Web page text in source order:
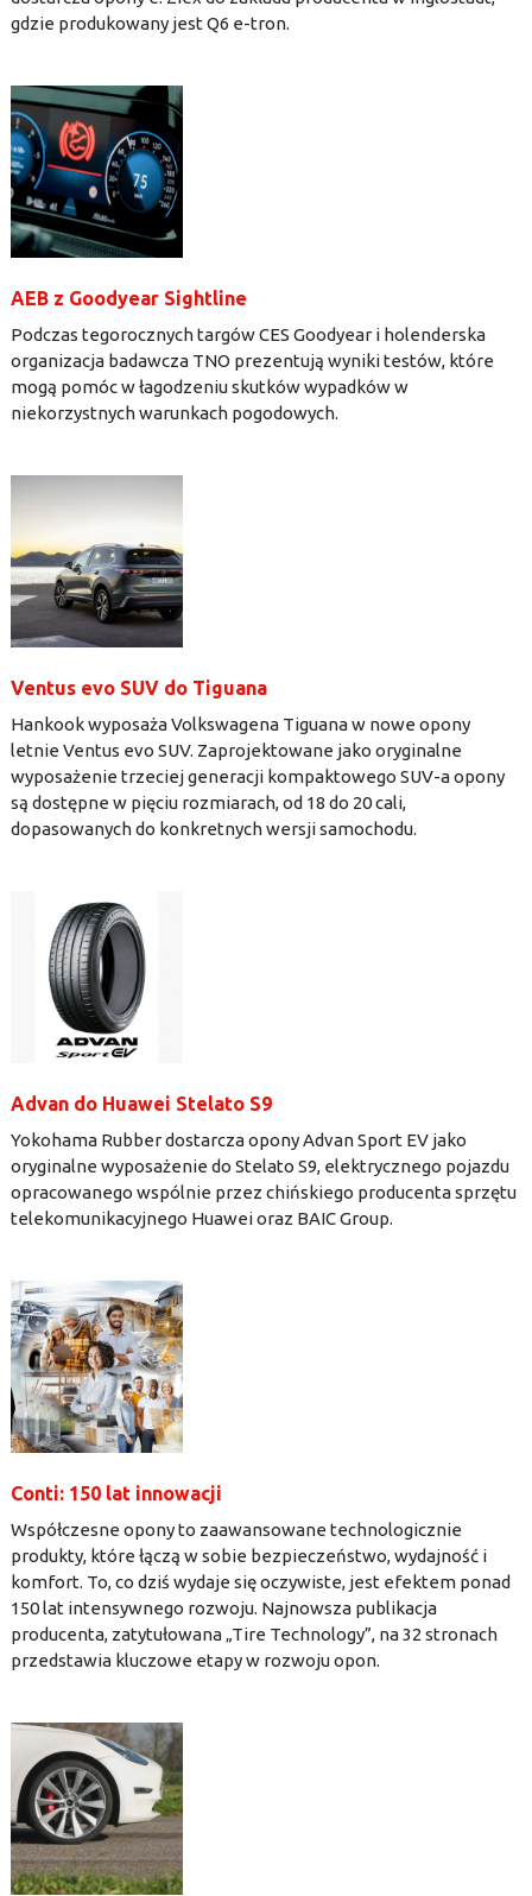
gdzie produkowany jest Q6 e-tron.
AEB z Goodyear Sightline
Podczas tegorocznych targów CES Goodyear i holenderska
organizacja badawcza TNO prezentują wyniki testów, które
mogą pomóc w łagodzeniu skutków wypadków w
niekorzystnych warunkach pogodowych.
Ventus evo SUV do Tiguana
Hankook wyposaża Volkswagena Tiguana w nowe opony
letnie Ventus evo SUV. Zaprojektowane jako oryginalne
wyposażenie trzeciej generacji kompaktowego SUV-a opony
są dostępne w pięciu rozmiarach, od 18 do 20 cali,
dopasowanych do konkretnych wersji samochodu.
Advan do Huawei Stelato S9
Yokohama Rubber dostarcza opony Advan Sport EV jako
oryginalne wyposażenie do Stelato S9, elektrycznego pojazdu
opracowanego wspólnie przez chińskiego producenta sprzętu
telekomunikacyjnego Huawei oraz BAIC Group.
Conti: 150 lat innowacji
Współczesne opony to zaawansowane technologicznie
produkty, które łączą w sobie bezpieczeństwo, wydajność i
komfort. To, co dziś wydaje się oczywiste, jest efektem ponad
150 lat intensywnego rozwoju. Najnowsza publikacja
producenta, zatytułowana „Tire Technology”, na 32 stronach
przedstawia kluczowe etapy w rozwoju opon.